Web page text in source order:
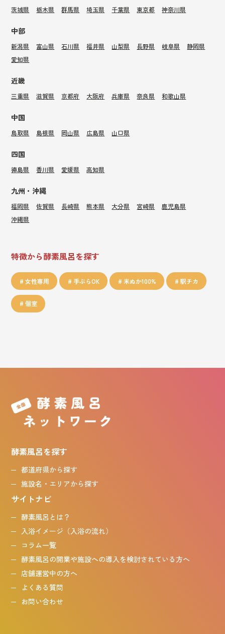
茨城県 栃木県 群馬県 埼玉県 千葉県 東京都 神奈川県
中部
新潟県 富山県 石川県 福井県 山梨県 長野県 岐阜県
静岡県
愛知県
近畿
三重県 滋賀県 京都府 大阪府 兵庫県 奈良県 和歌山県
中国
鳥取県 島根県 岡山県 広島県 山口県
四国
徳島県 香川県 愛媛県 高知県
九州・沖縄
福岡県 佐賀県 長崎県 熊本県 大分県 宮崎県
鹿児島県
沖縄県
特徴から酵素風呂を探す
女性専用 手ぶらOK 米ぬか100% 駅チカ
個室
酵素風呂を探す
都道府県から探す
施設名・エリアから探す
サイトナビ
酵素風呂とは？
入浴イメージ（入浴の流れ）
コラム一覧
酵素風呂の開業や施設への導入を検討されている方へ
店舗運営中の方へ
よくある質問
お問い合わせ